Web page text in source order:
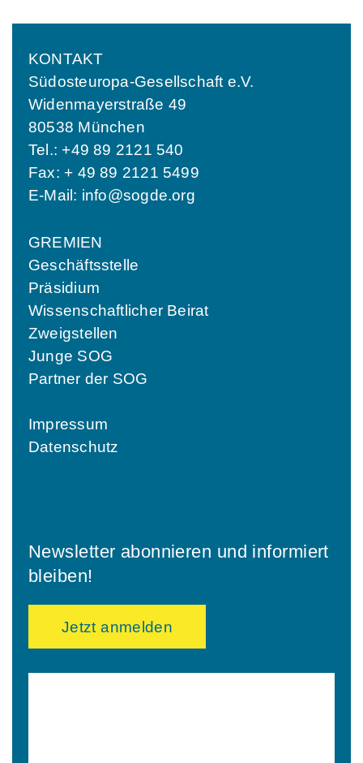
KONTAKT
Südosteuropa-Gesellschaft e.V.
Widenmayerstraße 49
80538 München
Tel.: +49 89 2121 540
Fax: + 49 89 2121 5499
E-Mail: info@sogde.org
GREMIEN
Geschäftsstelle
Präsidium
Wissenschaftlicher Beirat
Zweigstellen
Junge SOG
Partner der SOG
Impressum
Datenschutz
Newsletter abonnieren und informiert
bleiben!
Jetzt anmelden